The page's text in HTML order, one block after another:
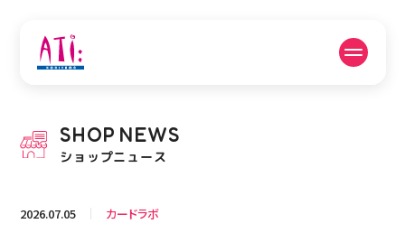
PICK UP NEWS
ピックアップニュース
SHOP NEWS
ショップニュース
2026.07.05 カードラボ